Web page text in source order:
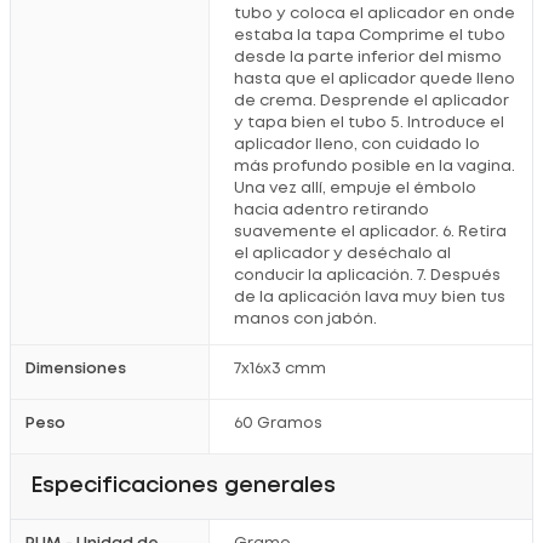
tubo y coloca el aplicador en onde
estaba la tapa Comprime el tubo
desde la parte inferior del mismo
hasta que el aplicador quede lleno
de crema. Desprende el aplicador
y tapa bien el tubo 5. Introduce el
aplicador lleno, con cuidado lo
más profundo posible en la vagina.
Una vez allí, empuje el émbolo
hacia adentro retirando
suavemente el aplicador. 6. Retira
el aplicador y deséchalo al
conducir la aplicación. 7. Después
de la aplicación lava muy bien tus
manos con jabón.
Dimensiones 7x16x3 cmm
Peso 60 Gramos
Especificaciones generales